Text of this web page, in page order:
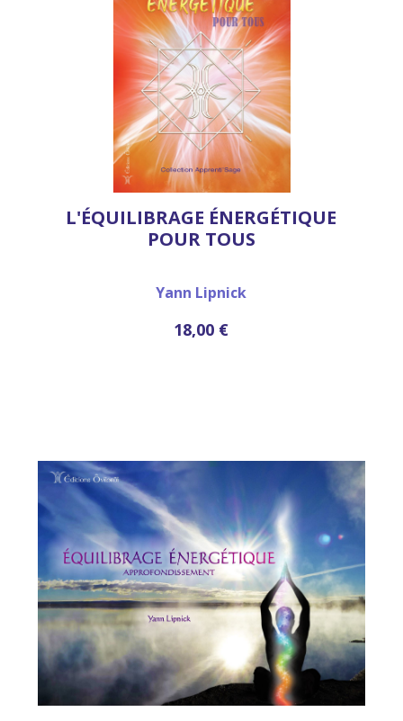
L'ÉQUILIBRAGE ÉNERGÉTIQUE
POUR TOUS
Yann Lipnick
18,00 €